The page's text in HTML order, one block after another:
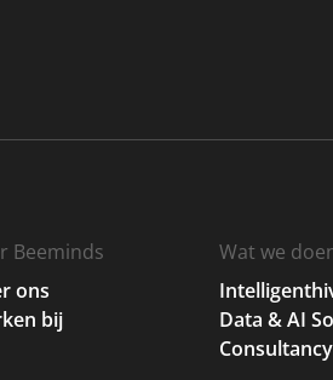
Beeminds
ons
bij
Wat we
Data & AI
Consultancy